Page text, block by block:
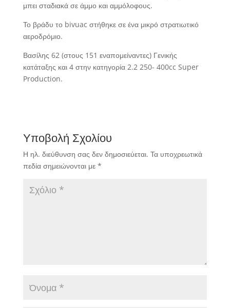
μπει σταδιακά σε άμμο και αμμόλοφους.
Το βράδυ το bivuac στήθηκε σε ένα μικρό στρατιωτικό
αεροδρόμιο.
Βασίλης 62 (στους 151 εναπομείναντες) Γενικής
κατάταξης και 4 στην κατηγορία 2.2 250- 400cc Super
Production.
Υποβολή Σχολίου
Η ηλ. διεύθυνση σας δεν δημοσιεύεται. Τα υποχρεωτικά
πεδία σημειώνονται με *